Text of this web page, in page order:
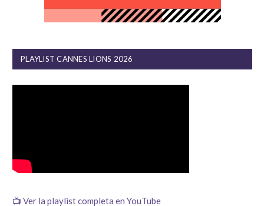
PLAYLIST CANNES LIONS 2026
📺 Ver la playlist completa en YouTube